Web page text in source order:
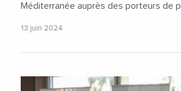
Méditerranée auprès des porteurs de
13 juin 2024